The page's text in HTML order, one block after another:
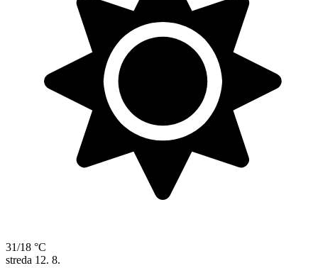
31/18 °C
streda 12. 8.